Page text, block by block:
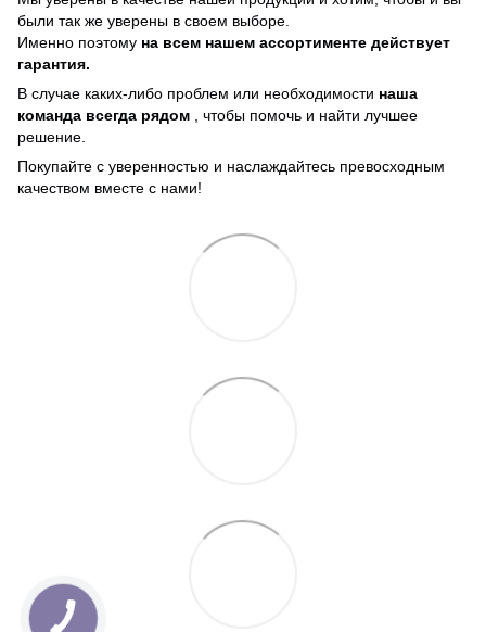
были так же уверены в своем выборе.
Именно поэтому на всем нашем ассортименте действует
гарантия.
В случае каких-либо проблем или необходимости наша
команда всегда рядом , чтобы помочь и найти лучшее
решение.
Покупайте с уверенностью и наслаждайтесь превосходным
качеством вместе с нами!